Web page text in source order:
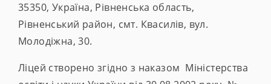
35350, Україна, Рівненська область,
Рівненський район, смт. Квасилів, вул.
Молодіжна, 30.
Ліцей створено згідно з наказом Міністерства